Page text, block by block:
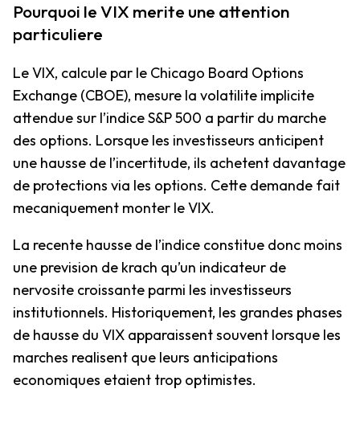
Pourquoi le VIX merite une attention
particuliere
Le VIX, calcule par le Chicago Board Options
Exchange (CBOE), mesure la volatilite implicite
attendue sur l’indice S&P 500 a partir du marche
des options. Lorsque les investisseurs anticipent
une hausse de l’incertitude, ils achetent davantage
de protections via les options. Cette demande fait
mecaniquement monter le VIX.
La recente hausse de l’indice constitue donc moins
une prevision de krach qu’un indicateur de
nervosite croissante parmi les investisseurs
institutionnels. Historiquement, les grandes phases
de hausse du VIX apparaissent souvent lorsque les
marches realisent que leurs anticipations
economiques etaient trop optimistes.